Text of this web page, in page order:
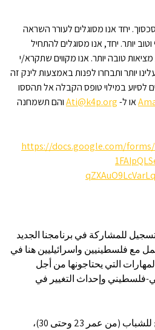
יחד אנו מסוגלים לעורר השראה
יותר. יחד, אנו מסוגלים להתחיל
טובה יותר. אנו מקווים שתקרא/י
יותר ותבחרו לפנות באמצעות לינק זה
לסיוע במילוי טופס הקבלה אל תהססו
או ל-Ati@k4p.orgוהם תשמחנה
https://docs.google.com/forms/
للمشاركة في برنامجنا الجديد
مع فلسطينيين واسرائيليين هنا في
التي يحتاجونها من أجل
فلسطيني وإحداث التغيير في
"الحوار إلى الفعل" هو برنامج للشباب (من عمر 23 وحتى 30)،